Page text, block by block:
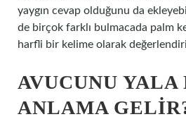
yaygın cevap olduğunu da
de birçok farklı bulmacada palm
harfli bir kelime olarak
AVUCUNU YALA
ANLAMA